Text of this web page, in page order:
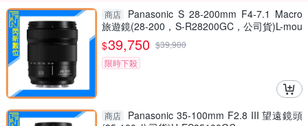
商店
Panasonic S 28-200mm F4-7.1 Macro
旅遊鏡(28-200，S-R28200GC，公司貨)L-mou
nt
$39,750 $39,900
限時下殺
商店
Panasonic 35-100mm F2.8 III 望遠鏡頭